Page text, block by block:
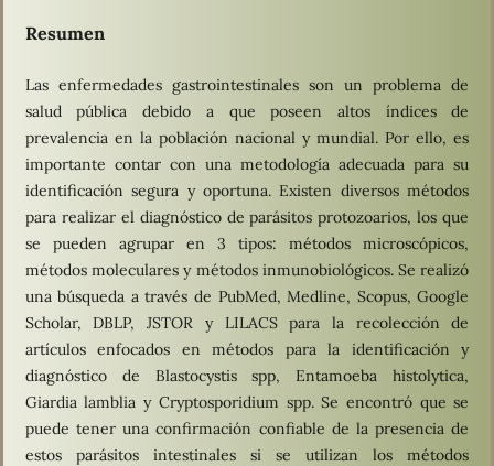
Resumen
Las enfermedades gastrointestinales son un problema de
salud pública debido a que poseen altos índices de
prevalencia en la población nacional y mundial. Por ello, es
importante contar con una metodología adecuada para su
identificación segura y oportuna. Existen diversos métodos
para realizar el diagnóstico de parásitos protozoarios, los que
se pueden agrupar en 3 tipos: métodos microscópicos,
métodos moleculares y métodos inmunobiológicos. Se realizó
una búsqueda a través de PubMed, Medline, Scopus, Google
Scholar, DBLP, JSTOR y LILACS para la recolección de
artículos enfocados en métodos para la identificación y
diagnóstico de Blastocystis spp, Entamoeba histolytica,
Giardia lamblia y Cryptosporidium spp. Se encontró que se
puede tener una confirmación confiable de la presencia de
estos parásitos intestinales si se utilizan los métodos